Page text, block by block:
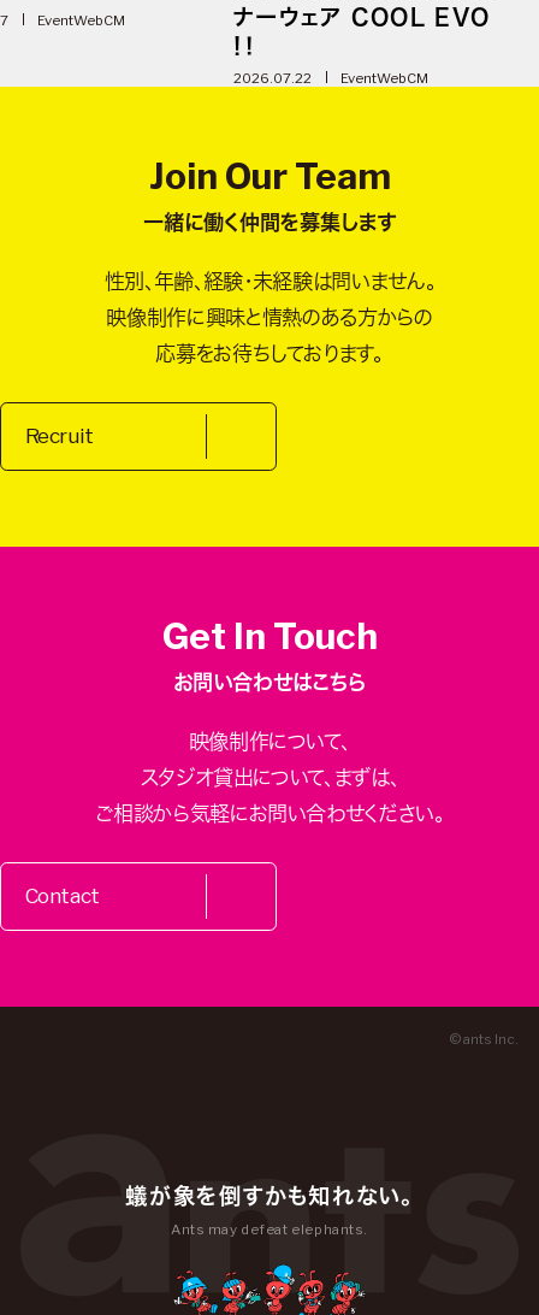
EventWebCM
ナーウェア COOL EVO
!！
2026.07.22 EventWebCM
Join Our Team
一緒に働く仲間を募集します
性別、年齢、経験・未経験は問いません。
映像制作に興味と情熱のある方からの
応募をお待ちしております。
Recruit
Get In Touch
お問い合わせはこちら
映像制作について、
スタジオ貸出について、 まずは、
ご相談から気軽にお問い合わせください。
Contact
蟻が象を倒すかも知れない。
Ants may defeat elephants.
© ants Inc.